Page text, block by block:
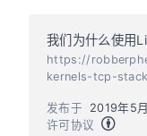
我们为什么使用
https://
kernels-tcp-
发布于
2019年5
许可协议